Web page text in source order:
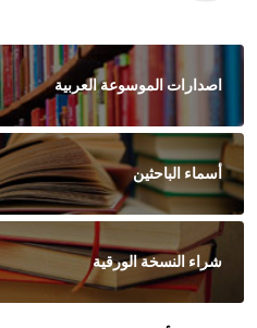
اصدارات الموسوعة العربية
أسماء الباحثين
شراء النسخة الورقية